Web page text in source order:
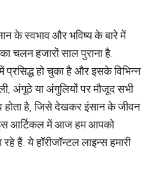
के स्वभाव और भविष्य के बारे में
चलन हजारों साल पुराना है.
हो चुका है और इसके विभिन्न
अंगूठे या अंगुलियों पर मौजूद सभी
है, जिसे देखकर इंसान के जीवन
इस आर्टिकल में आज हम आपको
हैं. ये हॉरीजॉन्टल लाइन्स हमारी